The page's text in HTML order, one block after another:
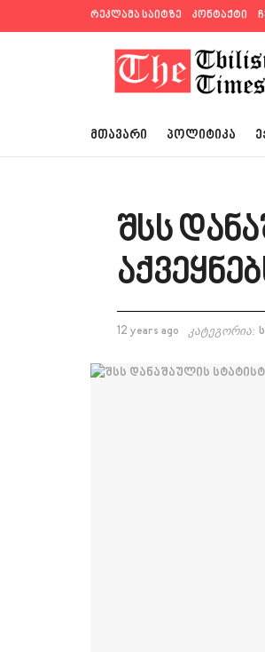
რეკლამა საიტზე კონტაქტი
ᲛᲗᲐᲕᲐᲠᲘ ᲞᲝᲚᲘᲢᲘᲙᲐ
შსს
12 years ago კატეგორია: